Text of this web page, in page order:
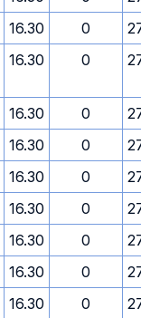
16.30 0
16.30 0
16.30 0
16.30 0
16.30 0
16.30 0
16.30 0
16.30 0
16.30 0